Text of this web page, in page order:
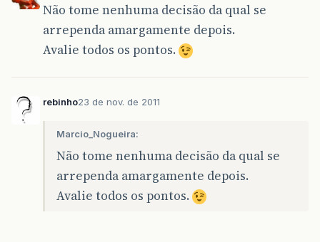
Não tome nenhuma decisão da qual se
arrependa amargamente depois.
Avalie todos os pontos.
rebinho23 de nov. de 2011
Marcio_Nogueira:
Não tome nenhuma decisão da qual se
arrependa amargamente depois.
Avalie todos os pontos.